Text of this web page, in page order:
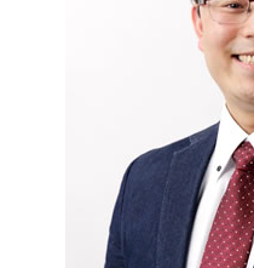
不動産売買契約 売主